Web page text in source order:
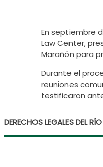
En septiembre
Law Center,
Marañón para
Durante el
reuniones
testificaron
DERECHOS LEGALES DEL RÍO